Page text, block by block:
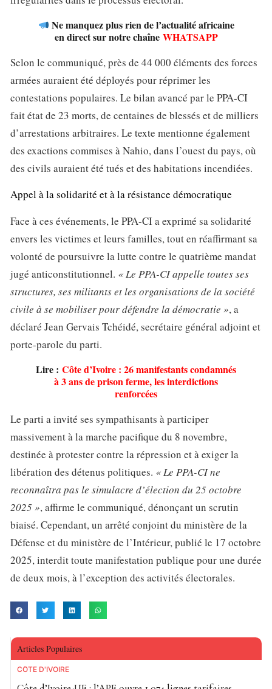
Ne manquez plus rien de l’actualité africaine
en direct sur notre chaîne WHATSAPP
Selon le communiqué, près de 44 000 éléments des forces
armées auraient été déployés pour réprimer les
contestations populaires. Le bilan avancé par le PPA-CI
fait état de 23 morts, de centaines de blessés et de milliers
d’arrestations arbitraires. Le texte mentionne également
des exactions commises à Nahio, dans l’ouest du pays, où
des civils auraient été tués et des habitations incendiées.
Appel à la solidarité et à la résistance démocratique
Face à ces événements, le PPA-CI a exprimé sa solidarité
envers les victimes et leurs familles, tout en réaffirmant sa
volonté de poursuivre la lutte contre le quatrième mandat
jugé anticonstitutionnel. « Le PPA-CI appelle toutes ses
structures, ses militants et les organisations de la société
civile à se mobiliser pour défendre la démocratie », a
déclaré Jean Gervais Tchéidé, secrétaire général adjoint et
porte-parole du parti.
Lire : Côte d’Ivoire : 26 manifestants condamnés
à 3 ans de prison ferme, les interdictions
renforcées
Le parti a invité ses sympathisants à participer
massivement à la marche pacifique du 8 novembre,
destinée à protester contre la répression et à exiger la
libération des détenus politiques. « Le PPA-CI ne
reconnaîtra pas le simulacre d’élection du 25 octobre
2025 », affirme le communiqué, dénonçant un scrutin
biaisé. Cependant, un arrêté conjoint du ministère de la
Défense et du ministère de l’Intérieur, publié le 17 octobre
2025, interdit toute manifestation publique pour une durée
de deux mois, à l’exception des activités électorales.
Articles Populaires
CÔTE D'IVOIRE